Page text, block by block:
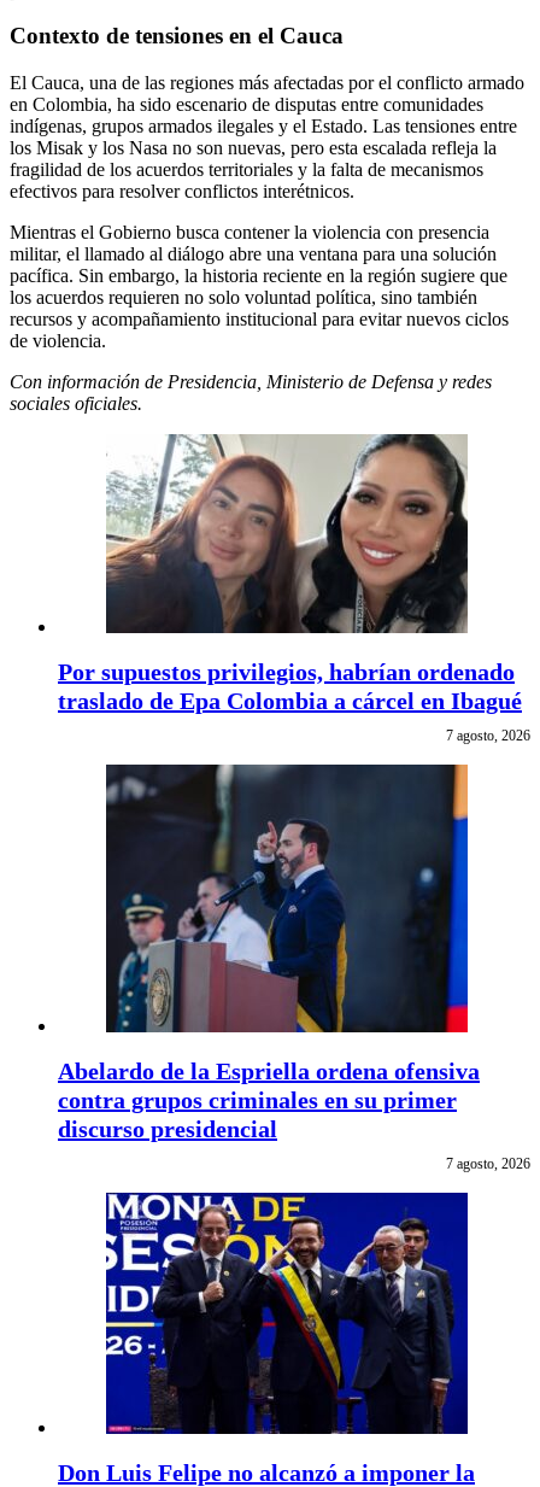
Contexto de tensiones en el Cauca
El Cauca, una de las regiones más afectadas por el conflicto armado
en Colombia, ha sido escenario de disputas entre comunidades
indígenas, grupos armados ilegales y el Estado. Las tensiones entre
los Misak y los Nasa no son nuevas, pero esta escalada refleja la
fragilidad de los acuerdos territoriales y la falta de mecanismos
efectivos para resolver conflictos interétnicos.
Mientras el Gobierno busca contener la violencia con presencia
militar, el llamado al diálogo abre una ventana para una solución
pacífica. Sin embargo, la historia reciente en la región sugiere que
los acuerdos requieren no solo voluntad política, sino también
recursos y acompañamiento institucional para evitar nuevos ciclos
de violencia.
Con información de Presidencia, Ministerio de Defensa y redes
sociales oficiales.
Por supuestos privilegios, habrían ordenado
traslado de Epa Colombia a cárcel en Ibagué
7 agosto, 2026
Abelardo de la Espriella ordena ofensiva
contra grupos criminales en su primer
discurso presidencial
7 agosto, 2026
Don Luis Felipe no alcanzó a imponer la